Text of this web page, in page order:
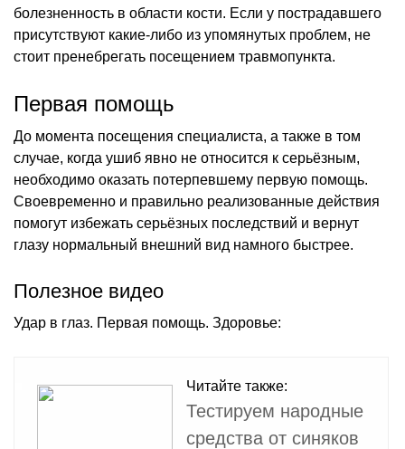
болезненность в области кости. Если у пострадавшего
присутствуют какие-либо из упомянутых проблем, не
стоит пренебрегать посещением травмопункта.
Первая помощь
До момента посещения специалиста, а также в том
случае, когда ушиб явно не относится к серьёзным,
необходимо оказать потерпевшему первую помощь.
Своевременно и правильно реализованные действия
помогут избежать серьёзных последствий и вернут
глазу нормальный внешний вид намного быстрее.
Полезное видео
Удар в глаз. Первая помощь. Здоровье:
Читайте также:
Тестируем народные
средства от синяков